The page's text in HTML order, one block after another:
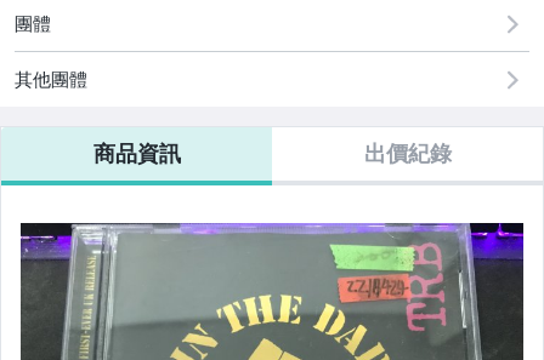
團體
其他團體
商品資訊 出價紀錄